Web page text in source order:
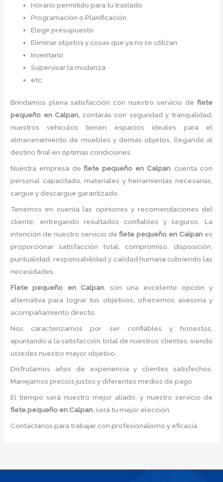
Horario permitido para tu traslado
Programación o Planificación
Elegir presupuesto
Eliminar objetos y cosas que ya no se utilizan
Inventario
Supervisar la mudanza
etc
Brindamos plena satisfacción con nuestro servicio de flete
pequeño en Calpan, contarás con seguridad y tranquilidad,
nuestros vehículos tienen espacios ideales para el
almacenamiento de muebles y demás objetos, llegando al
destino final en óptimas condiciones.
Nuestra empresa deflete pequeño en Calpan, cuenta con
personal capacitado, materiales y herramientas necesarias,
cargue y descargue garantizado.
Tenemos en cuenta las opiniones y recomendaciones del
cliente, entregando resultados confiables y seguros. La
intención de nuestro servicio de flete pequeño en Calpan es
proporcionar satisfacción total, compromiso, disposición,
puntualidad, responsabilidad y calidad humana cubriendo las
necesidades.
Flete pequeño
en Calpan, son una excelente opción y
alternativa para lograr tus objetivos, ofrecemos asesoría y
acompañamiento directo.
Nos caracterizamos por ser confiables y honestos,
apuntando a la satisfacción total de nuestros clientes, siendo
ustedes nuestro mayor objetivo.
Disfrutamos años de experiencia y clientes satisfechos.
Manejamos precios justos y diferentes medios de pago
El tiempo será nuestro mejor aliado, y nuestro servicio de
flete pequeño en Calpan, será tu mejor elección.
Contáctanos para trabajar con profesionalismo y eficacia.